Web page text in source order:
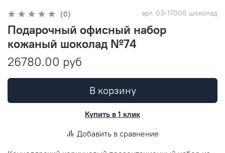
(0) арт. 03-17000 шоколад
Подарочный офисный набор
кожаный шоколад №74
26780.00 руб
В корзину
Купить в 1 клик
Добавить в сравнение